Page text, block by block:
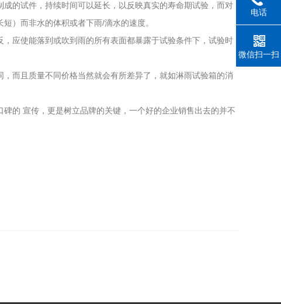
的试件，持续时间可以延长，以反映真实的寿命期试验，而对
）而非水的体积或者下雨/滴水的速度。
应使能落到或吹到雨的所有表面都暴露于试验条件下，试验时
而且质量不同价格当然就会有所差异了，就如淋雨试验箱的消
的 宣传，更是树立品牌的关键，一个好的企业销售出去的并不
电话
微信扫一扫